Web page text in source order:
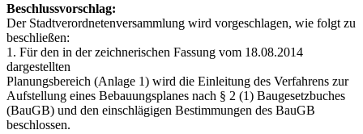
Beschlussvorschlag:
Der Stadtverordnetenversammlung wird vorgeschlagen, wie folgt zu
beschließen:
1. Für den in der zeichnerischen Fassung vom 18.08.2014
dargestellten
Planungsbereich (Anlage 1) wird die Einleitung des Verfahrens zur
Aufstellung eines Bebauungsplanes nach § 2 (1) Baugesetzbuches
(BauGB) und den einschlägigen Bestimmungen des BauGB
beschlossen.